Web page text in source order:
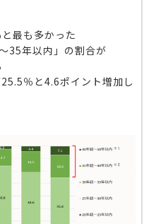
最も多かった
35年以内」の割合が
％と4.6ポイント増加し